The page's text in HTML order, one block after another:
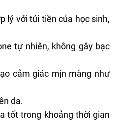
lý với túi tiền của học sinh,
tự nhiên, không gây bạc
cảm giác mịn màng như
da.
tốt trong khoảng thời gian